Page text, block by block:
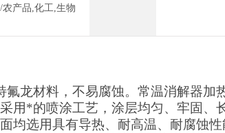
农产品,化工,生物
氟龙材料，不易腐蚀。常温消解器加
用*的喷涂工艺，涂层均匀、牢固、
均选用具有导热、耐高温、耐腐蚀